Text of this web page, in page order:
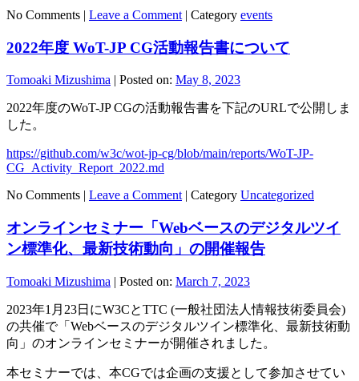
No Comments | Leave a Comment | Category events
2022年度 WoT-JP CG活動報告書について
Tomoaki Mizushima | Posted on: May 8, 2023
2022年度のWoT-JP CGの活動報告書を下記のURLで公開しま
した。
https://github.com/w3c/wot-jp-cg/blob/main/reports/WoT-JP-
CG_Activity_Report_2022.md
No Comments | Leave a Comment| Category Uncategorized
オンラインセミナー「Webベースのデジタルツイ
ン標準化、最新技術動向」の開催報告
Tomoaki Mizushima | Posted on: March 7, 2023
2023年1月23日にW3CとTTC (一般社団法人情報技術委員会)
の共催で「Webベースのデジタルツイン標準化、最新技術動
向」のオンラインセミナーが開催されました。
本セミナーでは、本CGでは企画の支援として参加させてい